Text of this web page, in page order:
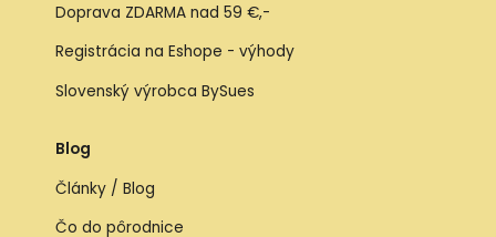
Doprava ZDARMA nad 59 €,-
Registrácia na Eshope - výhody
Slovenský výrobca BySues
Blog
Články / Blog
Čo do pôrodnice